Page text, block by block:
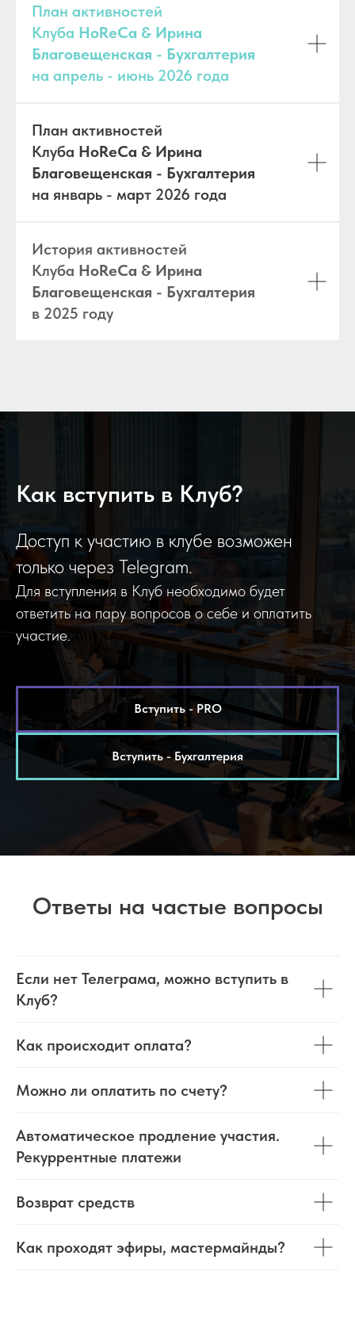
План активностей
Клуба HoReCa & Ирина
Благовещенская - Бухгалтерия
на апрель - июнь 2026 года
План активностей
Клуба HoReCa & Ирина
Благовещенская - Бухгалтерия
на январь - март 2026 года
История активностей
Клуба HoReCa & Ирина
Благовещенская - Бухгалтерия
в 2025 году
Как вступить в Клуб?
Доступ к участию в клубе возможен
только через Telegram.
Для вступления в Клуб необходимо будет
ответить на пару вопросов о себе и оплатить
участие.
Вступить - PRO
Вступить - Бухгалтерия
Ответы на частые вопросы
Если нет Телеграма, можно вступить в
Клуб?
Как происходит оплата?
Можно ли оплатить по счету?
Автоматическое продление участия.
Рекуррентные платежи
Возврат средств
Как проходят эфиры, мастермайнды?